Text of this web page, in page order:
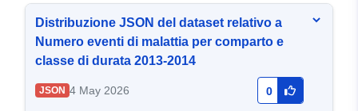
Distribuzione JSON del dataset relativo a
Numero eventi di malattia per comparto e
classe di durata 2013-2014
JSON 4 May 2026 0